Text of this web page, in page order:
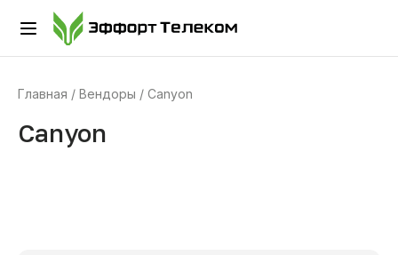
Главная Вендоры Canyon
Canyon